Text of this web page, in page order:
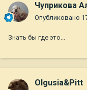
Чуприкова
Опубликовано
Знать бы где это...
Olgusia&Pitt